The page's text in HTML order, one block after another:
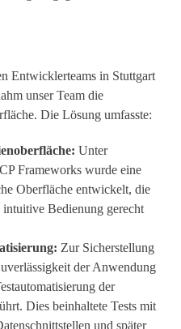
Entwicklerteams in Stuttgart
unser Team die
Die Lösung umfasste:
Unter
Frameworks wurde eine
Oberfläche entwickelt, die
Bedienung gerecht
Zur Sicherstellung
der Anwendung
der
Dies beinhaltete Tests mit
und später